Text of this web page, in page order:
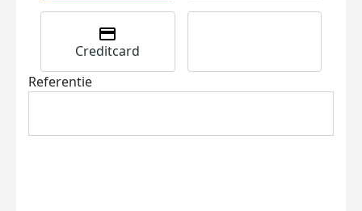
Creditcard
Referentie